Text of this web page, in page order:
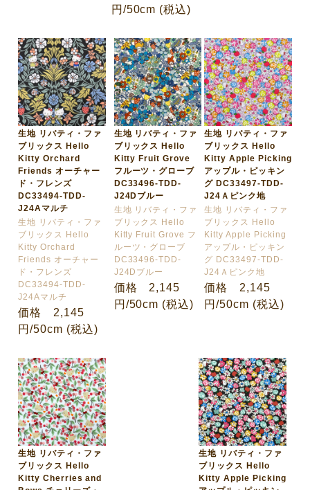
円/50cm (税込)
生地 リバティ・ファ
ブリックス Hello
Kitty Orchard
Friends オーチャー
ド・フレンズ
DC33494-TDD-
J24Aマルチ
生地 リバティ・ファ
ブリックス Hello
Kitty Orchard
Friends オーチャー
ド・フレンズ
DC33494-TDD-
J24Aマルチ
価格 2,145
円/50cm (税込)
生地 リバティ・ファ
ブリックス Hello
Kitty Fruit Grove
フルーツ・グローブ
DC33496-TDD-
J24Dブルー
生地 リバティ・ファ
ブリックス Hello
Kitty Fruit Grove フ
ルーツ・グローブ
DC33496-TDD-
J24Dブルー
価格 2,145
円/50cm (税込)
生地 リバティ・ファ
ブリックス Hello
Kitty Apple Picking
アップル・ピッキン
グ DC33497-TDD-
J24Ａピンク地
生地 リバティ・ファ
ブリックス Hello
Kitty Apple Picking
アップル・ピッキン
グ DC33497-TDD-
J24Ａピンク地
価格 2,145
円/50cm (税込)
生地 リバティ・ファ
ブリックス Hello
Kitty Cherries and
生地 リバティ・ファ
ブリックス Hello
Kitty Apple Picking